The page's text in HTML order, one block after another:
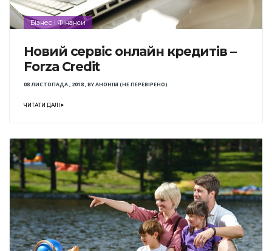
Бізнес і Фінанси
Новий сервіс онлайн кредитів –
Forza Credit
08 ЛИСТОПАДА , 2018,BYАНОНІМ (НЕ ПЕРЕВІРЕНО)
ЧИТАТИ ДАЛІ